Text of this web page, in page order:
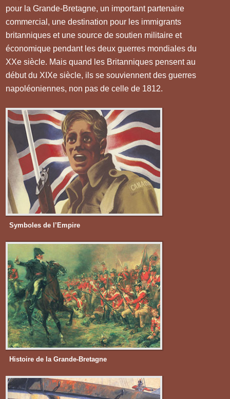
pour la Grande-Bretagne, un important partenaire
commercial, une destination pour les immigrants
britanniques et une source de soutien militaire et
économique pendant les deux guerres mondiales du
XXe siècle. Mais quand les Britanniques pensent au
début du XIXe siècle, ils se souviennent des guerres
napoléoniennes, non pas de celle de 1812.
Symboles de l’Empire
Histoire de la Grande-Bretagne